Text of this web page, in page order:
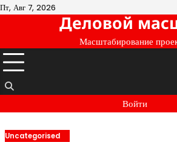
Перейти
Пт, Авг 7, 2026
Деловой
Масштабирование
Войти
Uncategorised